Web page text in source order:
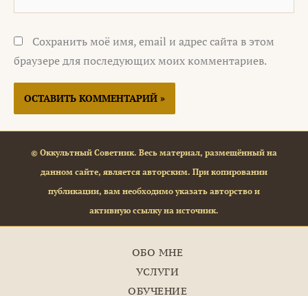
Сохранить моё имя, email и адрес сайта в этом
браузере для последующих моих комментариев.
© Оккультный Советник. Весь материал, размещённый на
данном сайте, является авторским. При копировании
публикации, вам необходимо указать авторство и
активную ссылку на источник.
ОБО МНЕ
УСЛУГИ
ОБУЧЕНИЕ